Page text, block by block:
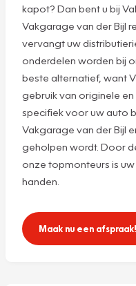
kapot? Dan bent u bij
Vakgarage van der Bijl
vervangt uw
onderdelen worden bij
beste alternatief, want
gebruik van originele
specifiek voor uw auto
Vakgarage van der Bijl
geholpen wordt. Door
onze topmonteurs is
handen.
Maak nu een afspraak!